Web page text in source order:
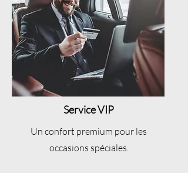
Service VIP
Un confort premium pour les
occasions spéciales.